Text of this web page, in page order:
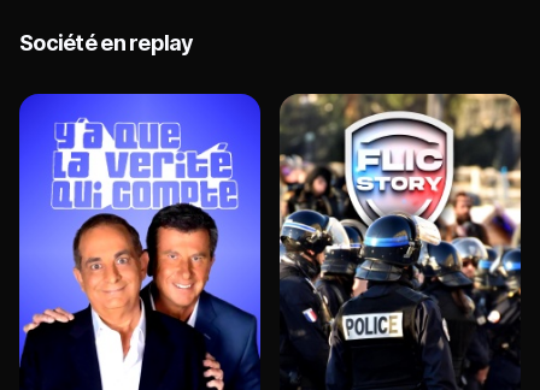
soulève des questions sur la construction de la
masculinité moderne et l'évolution des rôles
modèles masculins dans notre société.
Société en replay